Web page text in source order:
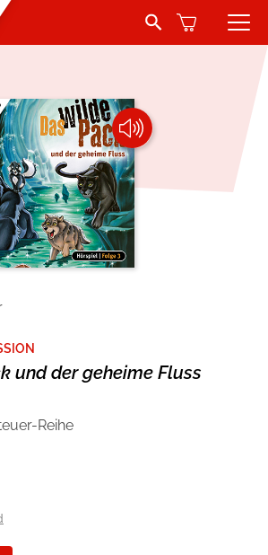
Search Button
Young Adult
heartroom
Wissen
Sachbuch
und der geheime Fluss
Reihe